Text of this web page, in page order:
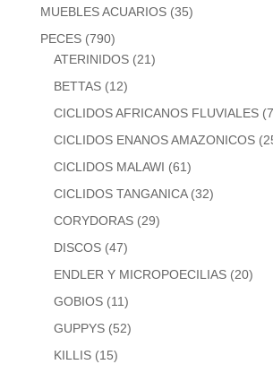
MUEBLES ACUARIOS (35)
PECES (790)
ATERINIDOS (21)
BETTAS (12)
CICLIDOS AFRICANOS FLUVIALES
CICLIDOS ENANOS AMAZONICOS
CICLIDOS MALAWI (61)
CICLIDOS TANGANICA (32)
CORYDORAS (29)
DISCOS (47)
ENDLER Y MICROPOECILIAS (20)
GOBIOS (11)
GUPPYS (52)
KILLIS (15)